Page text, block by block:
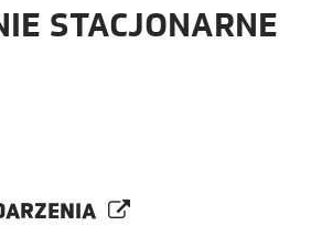
STACJONARNE